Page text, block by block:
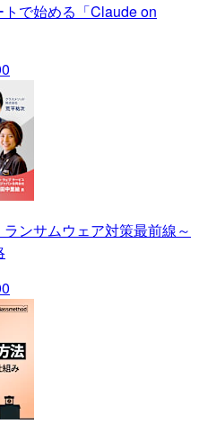
トで始める「Claude on
ンサムウェア対策最前線～